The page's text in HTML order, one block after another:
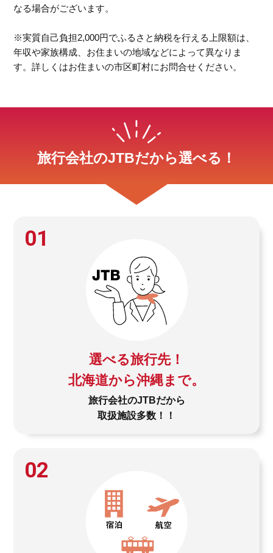
なる場合がございます。
※実質自己負担2,000円でふるさと納税を行える上限額は、
年収や家族構成、お住まいの地域などによって異なりま
す。詳しくはお住まいの市区町村にお問合せください。
旅行会社のJTBだから選べる！
01
選べる旅行先！
北海道から沖縄まで。
旅行会社のJTBだから
取扱施設多数！！
02